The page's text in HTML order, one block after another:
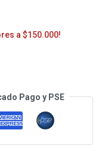
a $150.000!
Pago y PSE